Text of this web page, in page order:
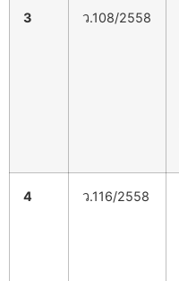
3 ว.108/2558
4 ว.116/2558